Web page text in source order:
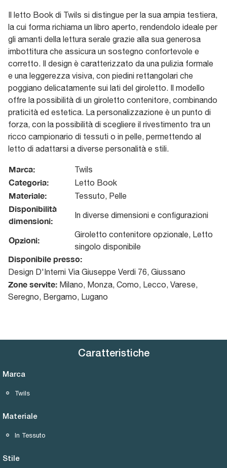
Il letto Book di Twils si distingue per la sua ampia testiera,
la cui forma richiama un libro aperto, rendendolo ideale per
gli amanti della lettura serale grazie alla sua generosa
imbottitura che assicura un sostegno confortevole e
corretto. Il design è caratterizzato da una pulizia formale
e una leggerezza visiva, con piedini rettangolari che
poggiano delicatamente sui lati del giroletto. Il modello
offre la possibilità di un giroletto contenitore, combinando
praticità ed estetica. La personalizzazione è un punto di
forza, con la possibilità di scegliere il rivestimento tra un
ricco campionario di tessuti o in pelle, permettendo al
letto di adattarsi a diverse personalità e stili.
Marca: Twils
Categoria: Letto Book
Materiale: Tessuto, Pelle
Disponibilità
dimensioni:
In diverse dimensioni e configurazioni
Opzioni:
Giroletto contenitore opzionale, Letto
singolo disponibile
Disponibile presso:
Design D'Interni Via Giuseppe Verdi 76, Giussano
Zone servite: Milano, Monza, Como, Lecco, Varese,
Seregno, Bergamo, Lugano
Caratteristiche
Marca
Twils
Materiale
In Tessuto
Stile